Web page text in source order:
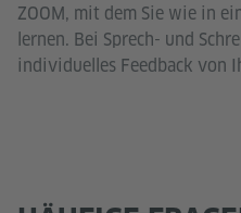
ZOOM, mit dem Sie wie in
lernen. Bei Sprech- und
individuelles Feedback von